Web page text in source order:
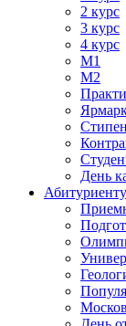
2 курс
3 курс
4 курс
М1
М2
День
Абитуриенту